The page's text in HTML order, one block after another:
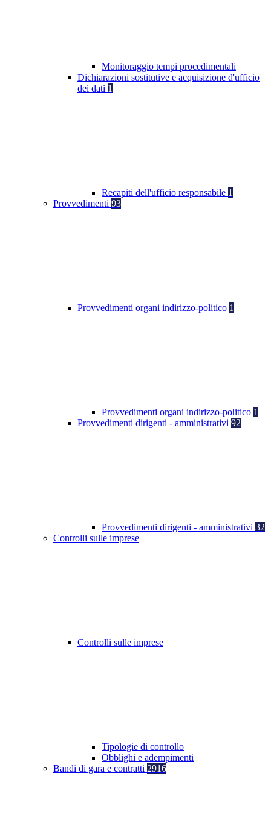
Monitoraggio tempi procedimentali
Dichiarazioni sostitutive e acquisizione d'ufficio
dei dati 1
Recapiti dell'ufficio responsabile 1
Provvedimenti 93
Provvedimenti organi indirizzo-politico 1
Provvedimenti organi indirizzo-politico 1
Provvedimenti dirigenti - amministrativi 92
Provvedimenti dirigenti - amministrativi 32
Controlli sulle imprese
Controlli sulle imprese
Tipologie di controllo
Obblighi e adempimenti
Bandi di gara e contratti 2916